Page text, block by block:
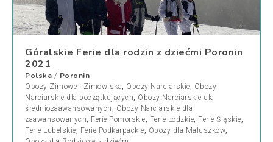
Góralskie Ferie dla rodzin z dziećmi Poronin
2021
Polska / Poronin
Obozy Zimowe i Zimowiska, Obozy Narciarskie, Obozy
Narciarskie dla początkujących, Obozy Narciarskie dla
średniozaawansowanych , Obozy Narciarskie dla
zaawansowanych, Ferie Pomorskie, Ferie Łódzkie, Ferie Śląskie,
Ferie Lubelskie, Ferie Podkarpackie, Obozy dla Maluszków,